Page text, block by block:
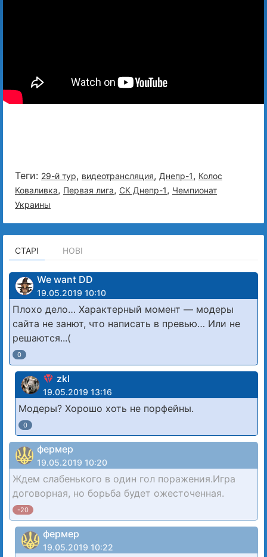
Теги: 29-й тур, видеотрансляция, Днепр-1, Колос
Коваливка, Первая лига, СК Днепр-1, Чемпионат
Украины
СТАРІ НОВІ
We want DD
19.05.2019 10:10
Плохо дело… Характерный момент — модеры
сайта не занют, что написать в превью… Или не
решаются...(
0
zkl
19.05.2019 13:16
Модеры? Хорошо хоть не порфейны.
0
фермер
19.05.2019 10:20
Ждем слабенького в один гол поражения.Игра
договорная, но борьба будет ожесточенная.
-20
фермер
19.05.2019 10:22